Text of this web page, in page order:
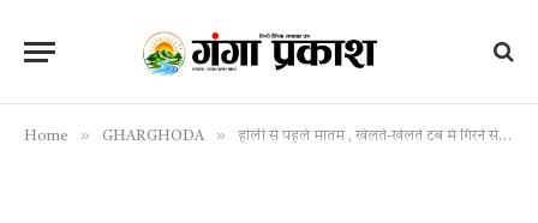
Home » GHARGHODA » होली से पहले मातम , खेलते-खेलते टब में गिरने से मासूम की हुई दर्दनाक मौत